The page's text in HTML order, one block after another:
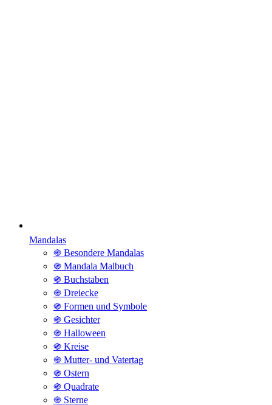
Mandalas
֍ Besondere Mandalas
֍ Mandala Malbuch
֍ Buchstaben
֍ Dreiecke
֍ Formen und Symbole
֍ Gesichter
֍ Halloween
֍ Kreise
֍ Mutter- und Vatertag
֍ Ostern
֍ Quadrate
֍ Sterne